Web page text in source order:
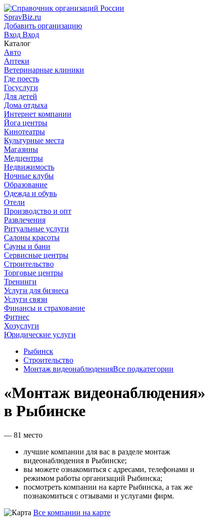
SpravBiz.ru
Добавить организацию
Вход Вход
Каталог
Авто
Аптеки
Ветеринарные клиники
Где поесть
Госуслуги
Для детей
Дома отдыха
Интернет компании
Йога центры
Кинотеатры
Культурные места
Магазины
Медцентры
Недвижимость
Ночные клубы
Образование
Одежда и обувь
Отели
Производство и опт
Развлечения
Ритуальные услуги
Салоны красоты
Сауны и бани
Сервисные центры
Строительство
Торговые центры
Тренинги
Услуги для бизнеса
Услуги связи
Финансы и страхование
Фитнес
Хозуслуги
Юридические услуги
Рыбинск
Строительство
Монтаж видеонаблюденияВсе подкатегории
«Монтаж видеонаблюдения»
в Рыбинске
— 81 место
лучшие компании для вас в разделе монтаж
видеонаблюдения в Рыбинске;
вы можете ознакомиться с адресами, телефонами и
режимом работы организаций Рыбинска;
посмотреть компании на карте Рыбинска, а так же
познакомиться с отзывами и услугами фирм.
Все компании на карте